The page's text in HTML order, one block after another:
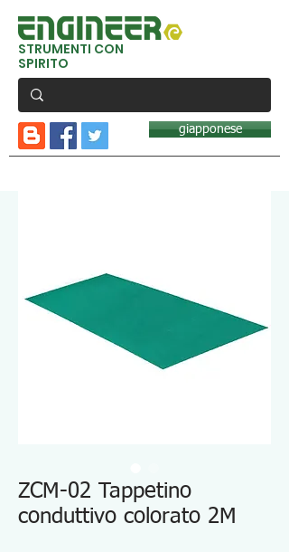
STRUMENTI CON
SPIRITO
giapponese
ZCM-02 Tappetino
conduttivo colorato 2M